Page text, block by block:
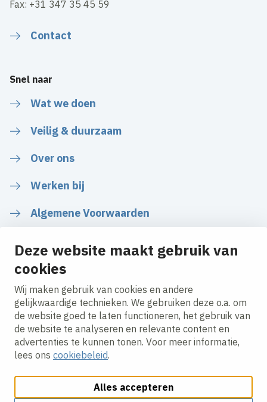
Deze website maakt gebruik van
cookies
Wij maken gebruik van cookies en andere
gelijkwaardige technieken. We gebruiken deze o.a. om
de website goed te laten functioneren, het gebruik van
de website te analyseren en relevante content en
advertenties te kunnen tonen. Voor meer informatie,
lees ons cookiebeleid.
Alles accepteren
Fax: +31 347 35 45 59
Contact
Snel naar
Wat we doen
Veilig & duurzaam
Over ons
Werken bij
Algemene Voorwaarden
LinkedInInstagramFacebookYouTube
Cookies aanpassenCookie beleidPrivacy policy